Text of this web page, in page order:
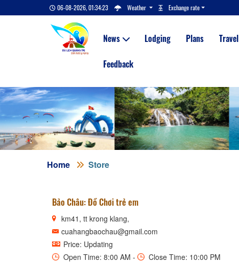
06-08-2026, 01:34:24 Weather Exchange rate
News Lodging Plans Travel
Feedback
Home Store
Bảo Châu: Đồ Chơi trẻ em
km41, tt krong klang,
cuahangbaochau@gmail.com
Price: Updating
Open Time: 8:00 AM -
Close Time: 10:00 PM